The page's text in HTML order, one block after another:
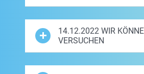
14.12.2022 WIR
VERSUCHEN